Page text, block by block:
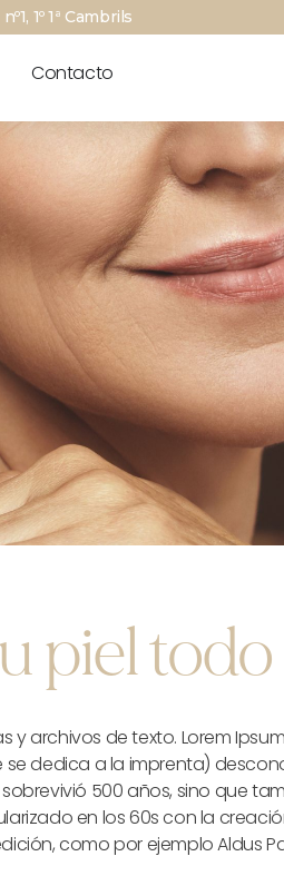
1º 1ª Cambrils
Contacto
piel todo
archivos de texto. Lorem
se dedica a la imprenta)
500 años, sino que
en los 60s con la
como por ejemplo Aldus